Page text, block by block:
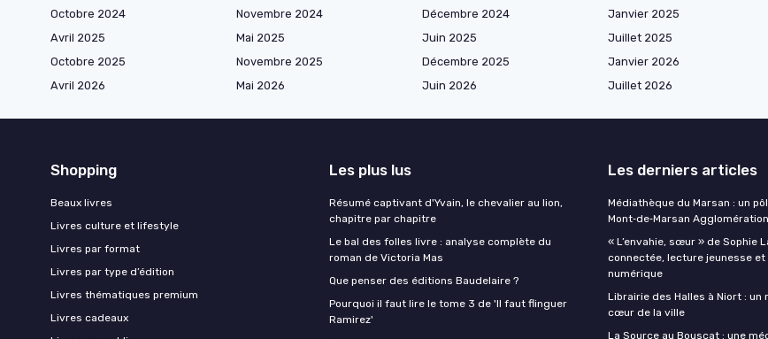
Octobre 2024
Novembre 2024 Décembre 2024 Janvier 2025
Avril 2025
Mai 2025 Juin 2025 Juillet 2025
Octobre 2025
Novembre 2025 Décembre 2025 Janvier 2026
Avril 2026
Mai 2026 Juin 2026 Juillet 2026
Shopping
Beaux livres
Livres culture et lifestyle
Livres par format
Livres par type d’édition
Livres thématiques premium
Livres cadeaux
Les plus lus
Résumé captivant d'Yvain, le chevalier au lion,
chapitre par chapitre
Le bal des folles livre : analyse complète du
roman de Victoria Mas
Que penser des éditions Baudelaire ?
Pourquoi il faut lire le tome 3 de 'Il faut flinguer
Ramirez'
Les derniers articles
Médiathèque du Marsan : un
Mont‑de‑Marsan Agglomération
« L’envahie, sœur » de Sophie
connectée, lecture jeunesse
numérique
Librairie des Halles à Niort : un
cœur de la ville
La Source au Bouscat : une